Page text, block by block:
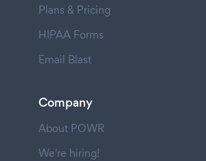
Plans & Pricing
HIPAA Forms
Email Blast
Company
About POWR
We're hiring!